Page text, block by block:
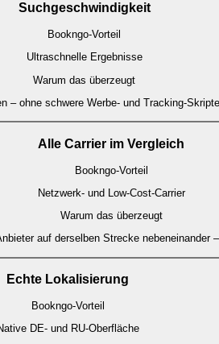
Suchgeschwindigkeit
Bookngo-Vorteil
Ultraschnelle Ergebnisse
Warum das überzeugt
– ohne schwere Werbe- und Tracking-
Alle Carrier im Vergleich
Bookngo-Vorteil
Netzwerk- und Low-Cost-Carrier
Warum das überzeugt
auf derselben Strecke
Echte Lokalisierung
Bookngo-Vorteil
DE- und RU-Oberfläche